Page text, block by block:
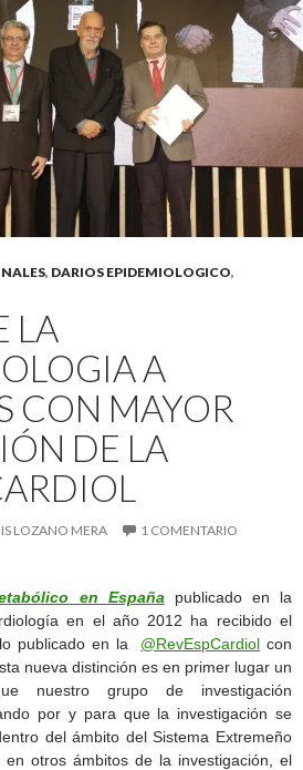
, DARIOS EPIDEMIOLOGICO,
LA
A
CON MAYOR
DE LA
LOZANO MERA 1 COMENTARIO
en España publicado en la
en el año 2012 ha recibido el
publicado en la @RevEspCardiol con
nueva distinción es en primer lugar un
nuestro grupo de investigación
por y para que la investigación se
del ámbito del Sistema Extremeño
en otros ámbitos de la investigación, el